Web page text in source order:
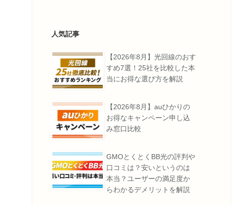
人気記事
【2026年8月】光回線のおす
すめ7選！25社を比較した本
当にお得な選び方を解説
【2026年8月】auひかりの
お得なキャンペーン申し込
み窓口比較
GMOとくとくBB光の評判や
口コミは？安いというのは
本当？ユーザーの満足度か
らわかるデメリットを解説